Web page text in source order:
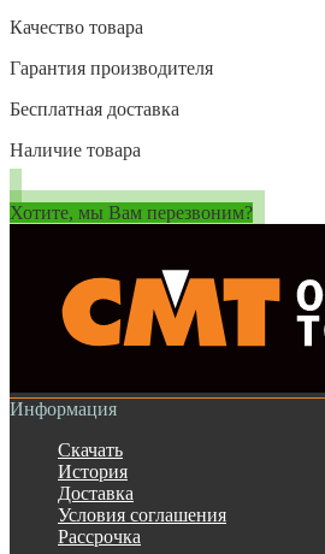
Качество товара
Гарантия производителя
Бесплатная доставка
Наличие товара
Хотите, мы Вам перезвоним?
Информация
Скачать
История
Доставка
Условия соглашения
Рассрочка